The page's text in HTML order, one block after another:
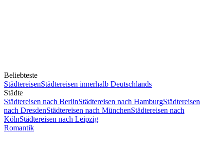
Beliebteste
StädtereisenStädtereisen innerhalb Deutschlands
Städte
Städtereisen nach BerlinStädtereisen nach HamburgStädtereisen
nach DresdenStädtereisen nach MünchenStädtereisen nach
KölnStädtereisen nach Leipzig
Romantik